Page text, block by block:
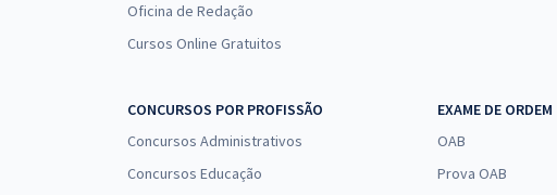
Oficina de Redação
Cursos Online Gratuitos
CONCURSOS POR PROFISSÃO
Concursos Administrativos
Concursos Educação
EXAME DE ORDEM
OAB
Prova OAB